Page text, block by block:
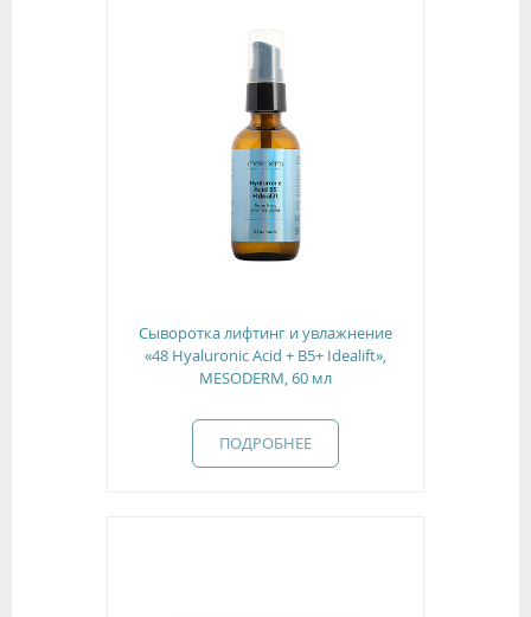
Сыворотка лифтинг и увлажнение
«48 Hyaluronic Acid + B5+ Idealift»,
MESODERM, 60 мл
ПОДРОБНЕЕ